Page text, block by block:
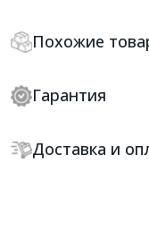
Похожие
Гарантия
Доставка и